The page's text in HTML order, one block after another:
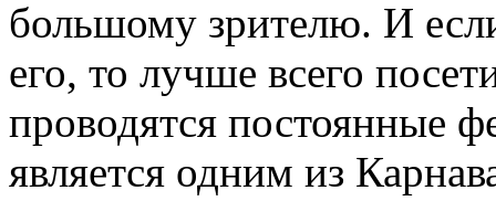
большому зрителю. И
его, то лучше всего
проводятся постоянные
является одним из